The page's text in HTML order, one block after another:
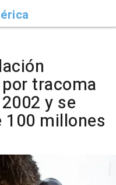
tracoma
y se
100 millones